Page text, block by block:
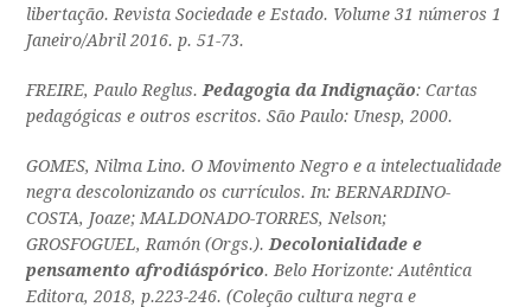
libertação. Revista Sociedade e Estado. Volume 31 números 1
Janeiro/Abril 2016. p. 51-73.
FREIRE, Paulo Reglus. Pedagogia da Indignação: Cartas
pedagógicas e outros escritos. São Paulo: Unesp, 2000.
GOMES, Nilma Lino. O Movimento Negro e a intelectualidade
negra descolonizando os currículos. In: BERNARDINO-
COSTA, Joaze; MALDONADO-TORRES, Nelson;
GROSFOGUEL, Ramón (Orgs.). Decolonialidade e
pensamento afrodiáspórico. Belo Horizonte: Autêntica
Editora, 2018, p.223-246. (Coleção cultura negra e